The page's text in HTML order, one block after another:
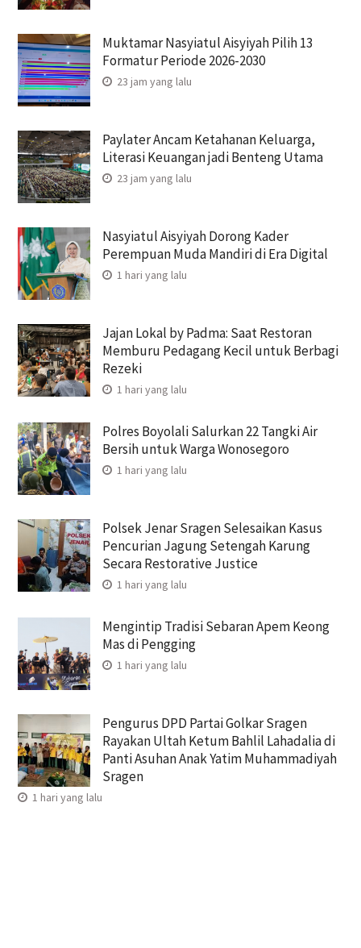
Muktamar Nasyiatul Aisyiyah Pilih 13
Formatur Periode 2026-2030
23 jam yang lalu
Paylater Ancam Ketahanan Keluarga,
Literasi Keuangan jadi Benteng Utama
23 jam yang lalu
Nasyiatul Aisyiyah Dorong Kader
Perempuan Muda Mandiri di Era Digital
1 hari yang lalu
Jajan Lokal by Padma: Saat Restoran
Memburu Pedagang Kecil untuk Berbagi
Rezeki
1 hari yang lalu
Polres Boyolali Salurkan 22 Tangki Air
Bersih untuk Warga Wonosegoro
1 hari yang lalu
Polsek Jenar Sragen Selesaikan Kasus
Pencurian Jagung Setengah Karung
Secara Restorative Justice
1 hari yang lalu
Mengintip Tradisi Sebaran Apem Keong
Mas di Pengging
1 hari yang lalu
Pengurus DPD Partai Golkar Sragen
Rayakan Ultah Ketum Bahlil Lahadalia di
Panti Asuhan Anak Yatim Muhammadiyah
Sragen
1 hari yang lalu